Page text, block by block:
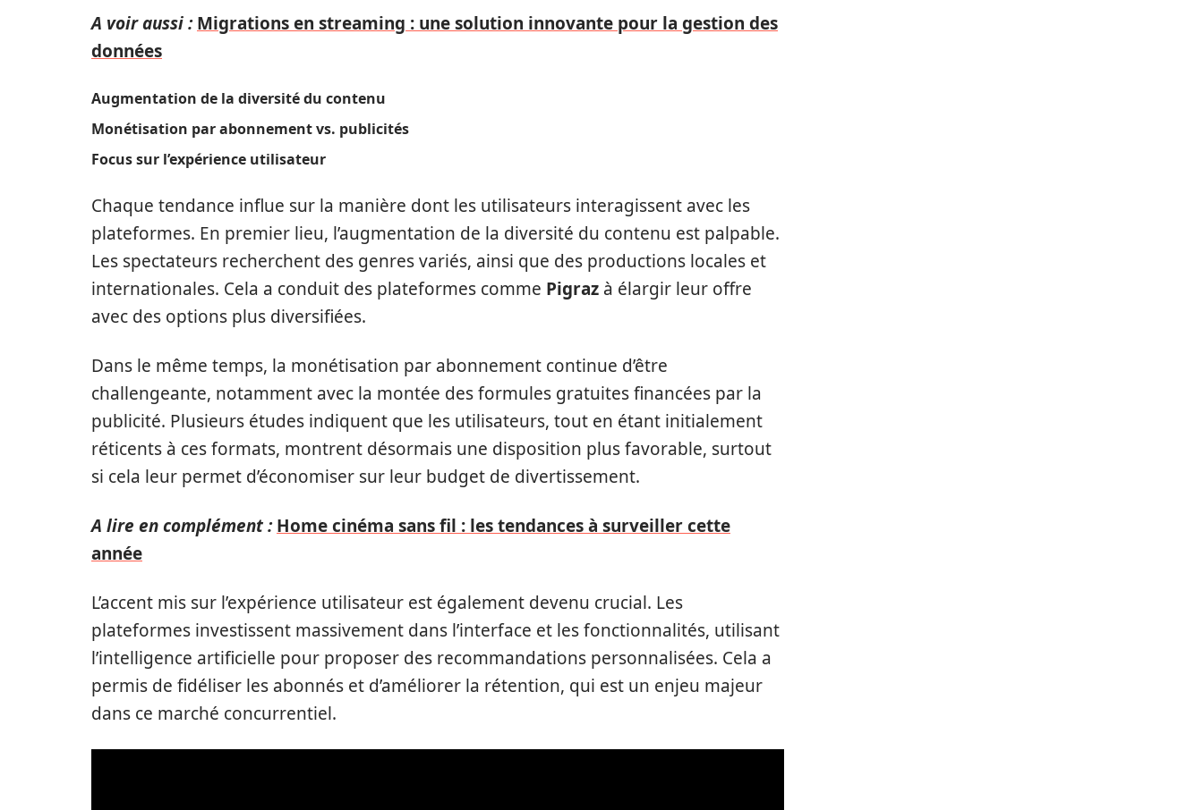
A voir aussi : Migrations en streaming : une solution innovante pour la gestion des
données
Augmentation de la diversité du contenu
Monétisation par abonnement vs. publicités
Focus sur l’expérience utilisateur
Chaque tendance influe sur la manière dont les utilisateurs interagissent avec les
plateformes. En premier lieu, l’augmentation de la diversité du contenu est palpable.
Les spectateurs recherchent des genres variés, ainsi que des productions locales et
internationales. Cela a conduit des plateformes comme Pigraz à élargir leur offre
avec des options plus diversifiées.
Dans le même temps, la monétisation par abonnement continue d’être
challengeante, notamment avec la montée des formules gratuites financées par la
publicité. Plusieurs études indiquent que les utilisateurs, tout en étant initialement
réticents à ces formats, montrent désormais une disposition plus favorable, surtout
si cela leur permet d’économiser sur leur budget de divertissement.
A lire en complément : Home cinéma sans fil : les tendances à surveiller cette
année
L’accent mis sur l’expérience utilisateur est également devenu crucial. Les
plateformes investissent massivement dans l’interface et les fonctionnalités, utilisant
l’intelligence artificielle pour proposer des recommandations personnalisées. Cela a
permis de fidéliser les abonnés et d’améliorer la rétention, qui est un enjeu majeur
dans ce marché concurrentiel.